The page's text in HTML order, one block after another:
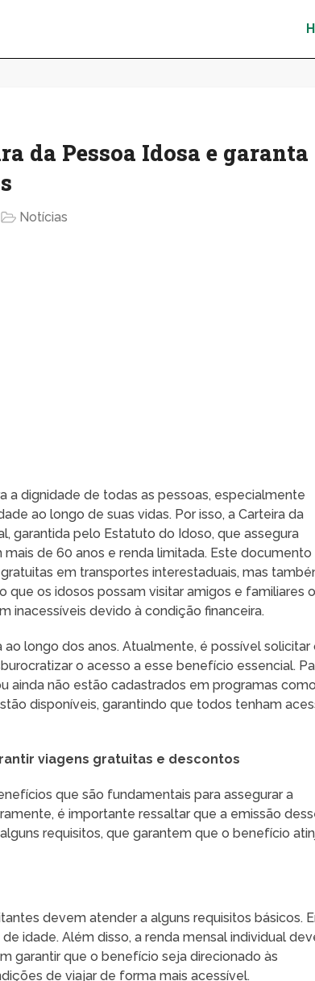
da Pessoa Idosa e garanta
Notícias
a dignidade de todas as pessoas, especialmente
ao longo de suas vidas. Por isso, a Carteira da
garantida pelo Estatuto do Idoso, que assegura
de 60 anos e renda limitada. Este documento
em transportes interestaduais, mas
que os idosos possam visitar amigos e familiares
inacessíveis devido à condição financeira.
longo dos anos. Atualmente, é possível solicitar
o acesso a esse benefício essencial.
ainda não estão cadastrados em programas
disponíveis, garantindo que todos tenham
viagens gratuitas e descontos
que são fundamentais para assegurar a
é importante ressaltar que a emissão
requisitos, que garantem que o benefício
devem atender a alguns requisitos básicos.
idade. Além disso, a renda mensal individual
garantir que o benefício seja direcionado às
de viajar de forma mais acessível.